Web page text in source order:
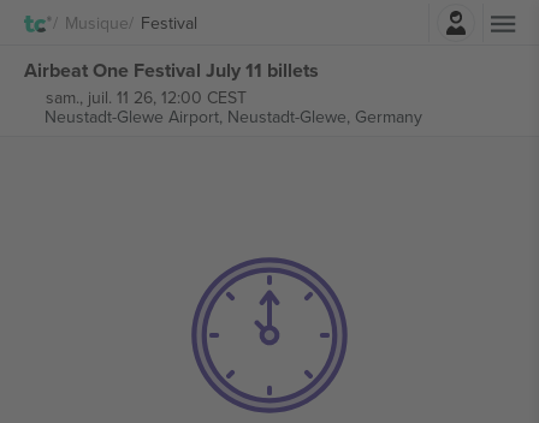
Musique Festival
Airbeat One Festival July 11 billets
sam., juil. 11 26, 12:00 CEST
Neustadt-Glewe Airport, Neustadt-Glewe, Germany